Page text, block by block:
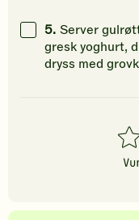
5. Server
gresk yoghurt,
dryss med
1